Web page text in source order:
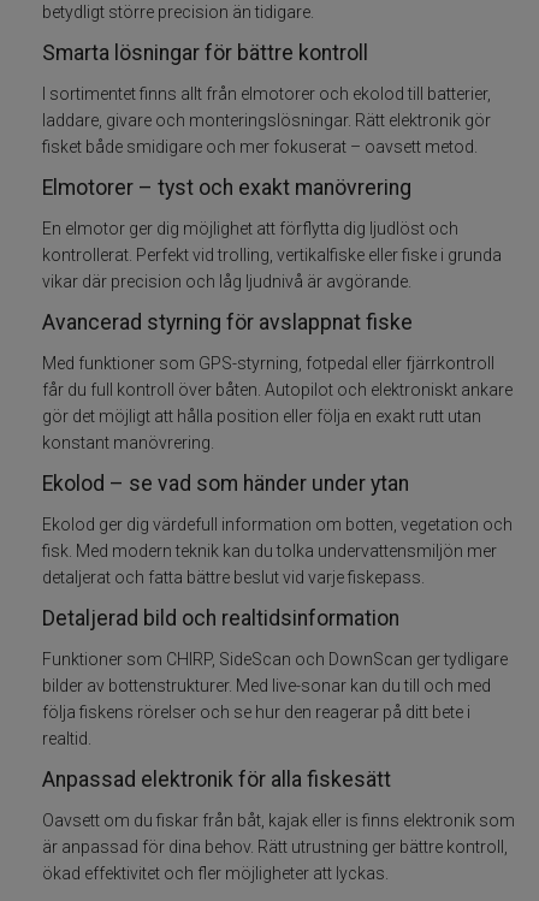
RAM produkter
Håvar, mm
Väga och mäta
Verktyg
Knivar
Lim
Elektronik
Spöhållare
Markörer
Doftmedel och färger
Mete
Övrigt
Flugbindning
betydligt större precision än tidigare.
Smarta lösningar för bättre kontroll
I sortimentet finns allt från elmotorer och ekolod till batterier,
laddare, givare och monteringslösningar. Rätt elektronik gör
fisket både smidigare och mer fokuserat – oavsett metod.
Elmotorer – tyst och exakt manövrering
En elmotor ger dig möjlighet att förflytta dig ljudlöst och
kontrollerat. Perfekt vid trolling, vertikalfiske eller fiske i grunda
vikar där precision och låg ljudnivå är avgörande.
Avancerad styrning för avslappnat fiske
Med funktioner som GPS-styrning, fotpedal eller fjärrkontroll
får du full kontroll över båten. Autopilot och elektroniskt ankare
gör det möjligt att hålla position eller följa en exakt rutt utan
konstant manövrering.
Ekolod – se vad som händer under ytan
Ekolod ger dig värdefull information om botten, vegetation och
fisk. Med modern teknik kan du tolka undervattensmiljön mer
detaljerat och fatta bättre beslut vid varje fiskepass.
Detaljerad bild och realtidsinformation
Funktioner som CHIRP, SideScan och DownScan ger tydligare
bilder av bottenstrukturer. Med live-sonar kan du till och med
följa fiskens rörelser och se hur den reagerar på ditt bete i
realtid.
Anpassad elektronik för alla fiskesätt
Oavsett om du fiskar från båt, kajak eller is finns elektronik som
är anpassad för dina behov. Rätt utrustning ger bättre kontroll,
ökad effektivitet och fler möjligheter att lyckas.